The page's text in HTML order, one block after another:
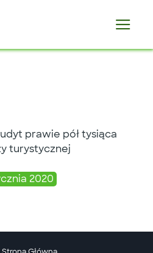
prawie pół tysiąca
turystycznej
2020